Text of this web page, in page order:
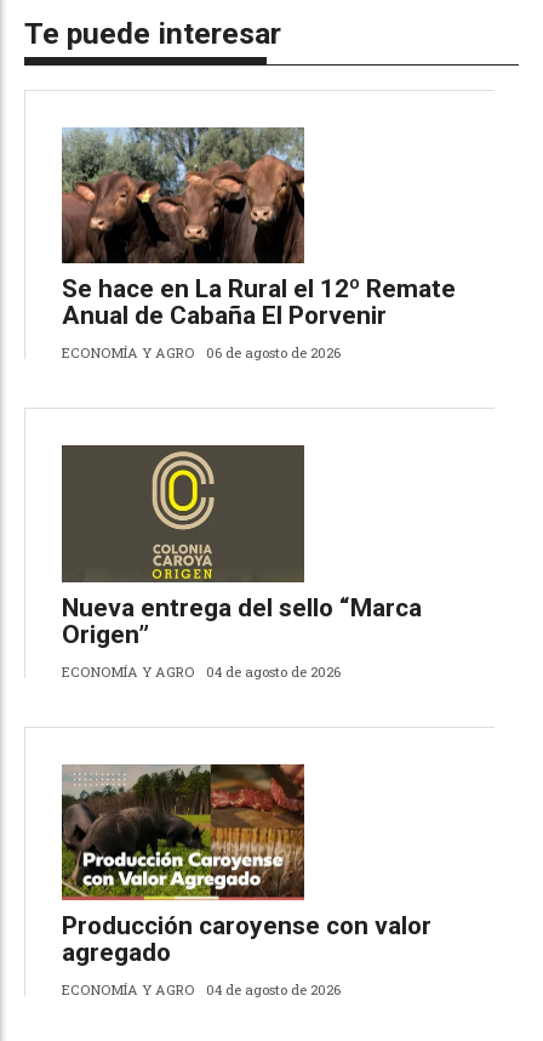
Te puede interesar
Se hace en La Rural el 12º Remate
Anual de Cabaña El Porvenir
ECONOMÍA Y AGRO 06 de agosto de 2026
Nueva entrega del sello “Marca
Origen”
ECONOMÍA Y AGRO 04 de agosto de 2026
Producción caroyense con valor
agregado
ECONOMÍA Y AGRO 04 de agosto de 2026